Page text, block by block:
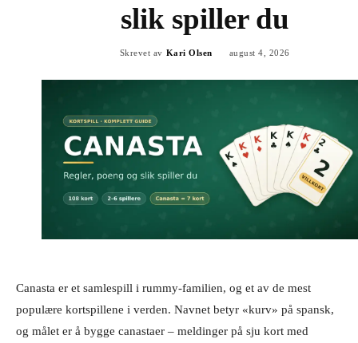
slik spiller du
Skrevet av Kari Olsen august 4, 2026
Canasta er et samlespill i rummy-familien, og et av de mest
populære kortspillene i verden. Navnet betyr «kurv» på spansk,
og målet er å bygge canastaer – meldinger på sju kort med